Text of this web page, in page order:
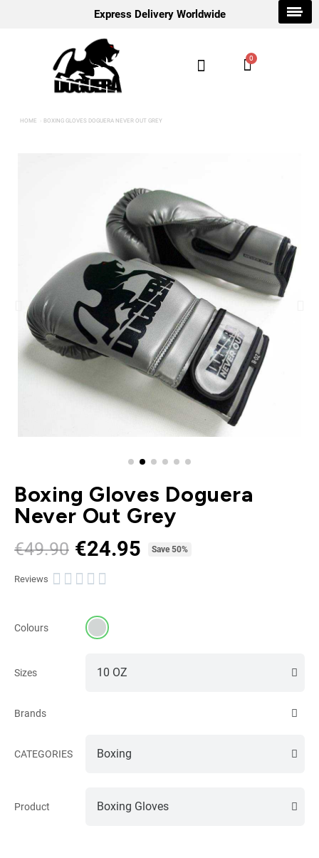
Express Delivery Worldwide
HOME BOXING GLOVES DOGUERA NEVER OUT GREY
Boxing Gloves Doguera
Never Out Grey
€49.90 €24.95 Save 50%
Reviews     
Colours
Sizes
Brands
CATEGORIES
Product